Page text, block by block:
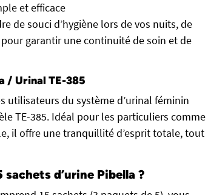
et efficace
de souci d’hygiène lors de vos nuits, de
garantir une continuité de soin et de
/ Urinal TE-385
utilisateurs du système d’urinal féminin
TE-385. Idéal pour les particuliers comme
il offre une tranquillité d’esprit totale, tout
d’urine Pibella ?